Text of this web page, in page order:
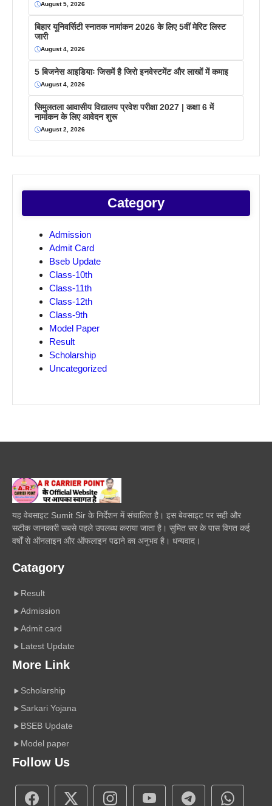
August 5, 2026
बिहार यूनिवर्सिटी स्नातक नामांकन 2026 के लिए 5वीं मेरिट लिस्ट
जारी
August 4, 2026
5 बिजनेस आइडियाः जिसमें है जिरो इनवेस्टमेंट और लाखों में कमाइ
August 4, 2026
सिमुलतला आवासीय विद्यालय प्रवेश परीक्षा 2027 | कक्षा 6 में
नामांकन के लिए आवेदन शुरू
August 2, 2026
Category
Admission
Admit Card
Bseb Update
Class-10th
Class-11th
Class-12th
Class-9th
Model Paper
Result
Scholarship
Uncategorized
यह वेबसाइट Sumit Sir के निर्देशन में संचालित है। इस बेवसाइट पर सही और
सटीक जानकारी सबसे पहले उपलब्ध कराया जाता है। सुमित सर के पास विगत कई
वर्षों से ऑनलाइन और ऑफलाइन पढाने का अनुभव है। धन्यवाद।
Catagory
Result
Admission
Admit card
Latest Update
More Link
Scholarship
Sarkari Yojana
BSEB Update
Model paper
Follow Us